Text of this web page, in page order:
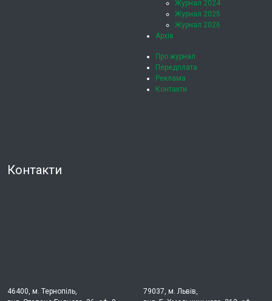
Журнал 2024
Журнал 2025
Журнал 2026
Архів
Про журнал
Передплата
Реклама
Контакти
Контакти
46400, м. Тернопіль,
79037, м. Львів,